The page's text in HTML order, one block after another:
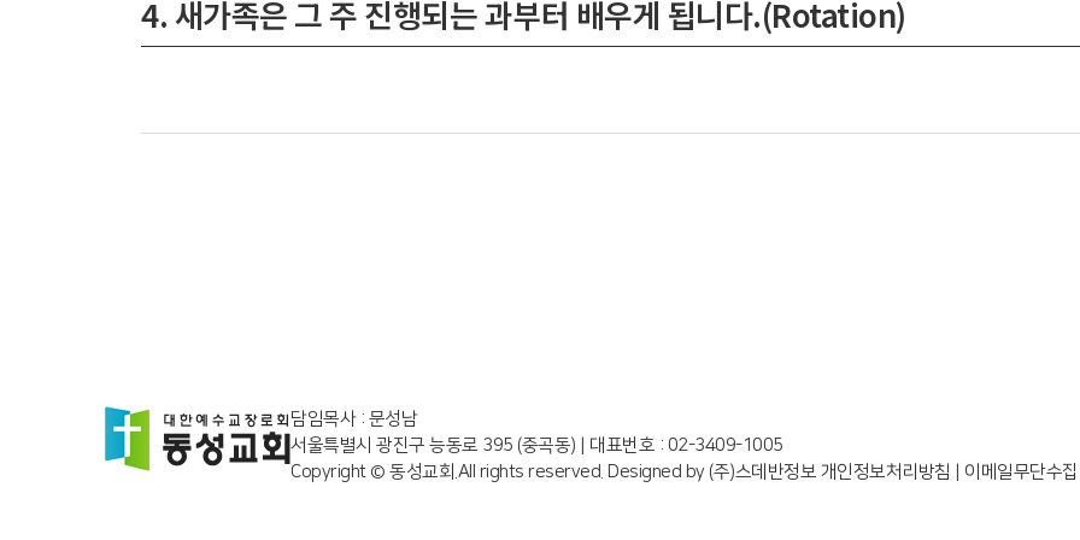
4. 새가족은 그 주 진행되는 과부터 배우게 됩니다.(Rotation)
담임목사 : 문성남
서울특별시 광진구 능동로 395 (중곡동) | 대표번호 : 02-3409-1005
Copyright © 동성교회.All rights reserved. Designed by (주)스데반정보 개인정보처리방침 이메일무단수